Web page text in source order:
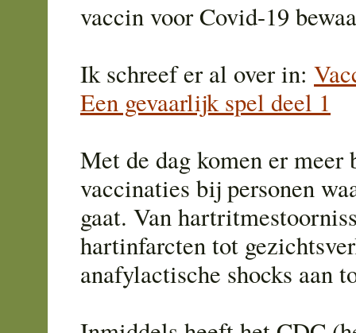
vaccin voor Covid-19
Ik schreef er al over in:
Een gevaarlijk spel deel 1
Met de dag komen er meer
vaccinaties bij personen
gaat. Van
hartinfarcten tot
anafylactische shocks aan